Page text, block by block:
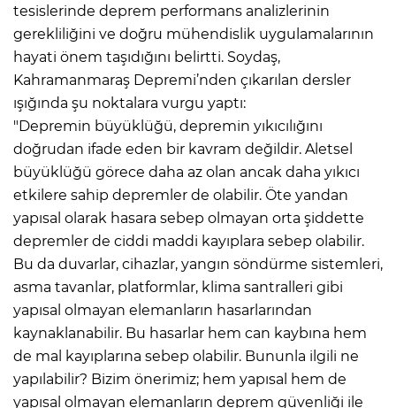
tesislerinde deprem performans analizlerinin
gerekliliğini ve doğru mühendislik uygulamalarının
hayati önem taşıdığını belirtti. Soydaş,
Kahramanmaraş Depremi’nden çıkarılan dersler
ışığında şu noktalara vurgu yaptı:
"Depremin büyüklüğü, depremin yıkıcılığını
doğrudan ifade eden bir kavram değildir. Aletsel
büyüklüğü görece daha az olan ancak daha yıkıcı
etkilere sahip depremler de olabilir. Öte yandan
yapısal olarak hasara sebep olmayan orta şiddette
depremler de ciddi maddi kayıplara sebep olabilir.
Bu da duvarlar, cihazlar, yangın söndürme sistemleri,
asma tavanlar, platformlar, klima santralleri gibi
yapısal olmayan elemanların hasarlarından
kaynaklanabilir. Bu hasarlar hem can kaybına hem
de mal kayıplarına sebep olabilir. Bununla ilgili ne
yapılabilir? Bizim önerimiz; hem yapısal hem de
yapısal olmayan elemanların deprem güvenliği ile